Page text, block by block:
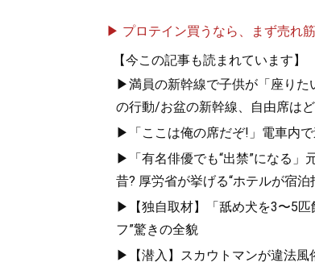
▶ プロテイン買うなら、まず売れ
【今この記事も読まれています】
▶満員の新幹線で子供が「座りた
の行動/お盆の新幹線、自由席は
▶「ここは俺の席だぞ!」電車内
▶「有名俳優でも“出禁”になる」
昔? 厚労省が挙げる“ホテルが宿
▶【独自取材】「舐め犬を3〜5匹
フ”驚きの全貌
▶【潜入】スカウトマンが違法風